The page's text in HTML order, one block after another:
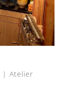
| Atelier